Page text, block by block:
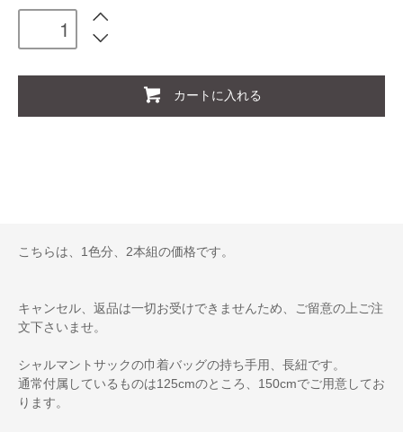
カートに入れる
こちらは、1色分、2本組の価格です。
キャンセル、返品は一切お受けできませんため、ご留意の上ご注
文下さいませ。
シャルマントサックの巾着バッグの持ち手用、長紐です。
通常付属しているものは125cmのところ、150cmでご用意してお
ります。